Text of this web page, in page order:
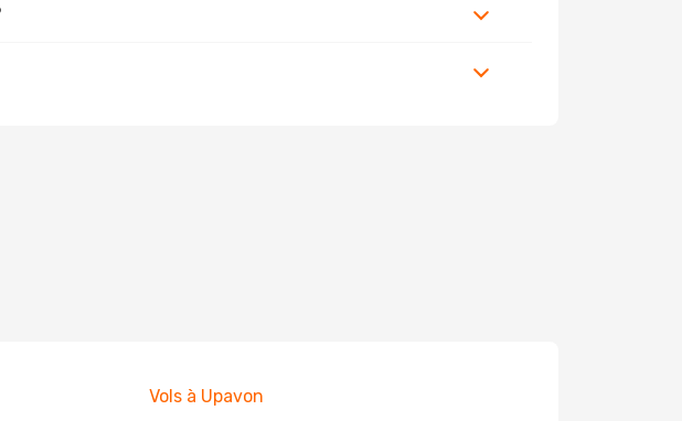
Vols à Upavon